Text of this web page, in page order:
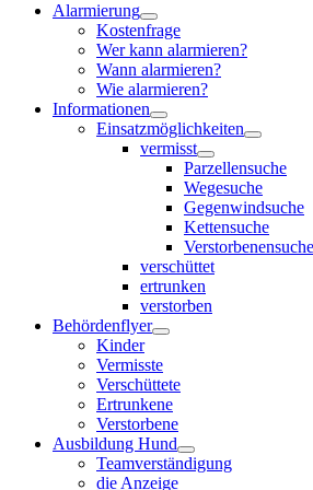
Alarmierung
Kostenfrage
Wer kann alarmieren?
Wann alarmieren?
Wie alarmieren?
Informationen
Einsatzmöglichkeiten
vermisst
Parzellensuche
Wegesuche
Gegenwindsuche
Kettensuche
Verstorbenensuche
verschüttet
ertrunken
verstorben
Behördenflyer
Kinder
Vermisste
Verschüttete
Ertrunkene
Verstorbene
Ausbildung Hund
Teamverständigung
die Anzeige